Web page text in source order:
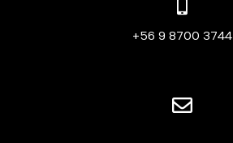
+56 9 8700 3744